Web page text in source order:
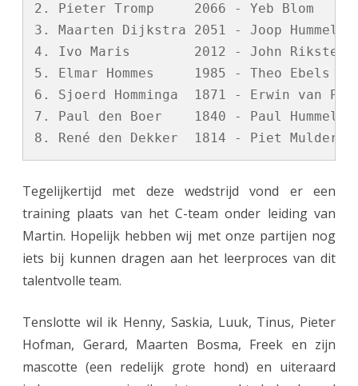
2. Pieter Tromp     2066 - Yeb Blom
3. Maarten Dijkstra 2051 - Joop
4. Ivo Maris        2012 - John Riksten
5. Elmar Hommes     1985 - Theo Ebels
6. Sjoerd Homminga  1871 - Erwin van
7. Paul den Boer    1840 - Paul Hummel
Tegelijkertijd met deze wedstrijd vond er een
training plaats van het C-team onder leiding van
Martin. Hopelijk hebben wij met onze partijen nog
iets bij kunnen dragen aan het leerproces van dit
talentvolle team.
Tenslotte wil ik Henny, Saskia, Luuk, Tinus, Pieter
Hofman, Gerard, Maarten Bosma, Freek en zijn
mascotte (een redelijk grote hond) en uiteraard